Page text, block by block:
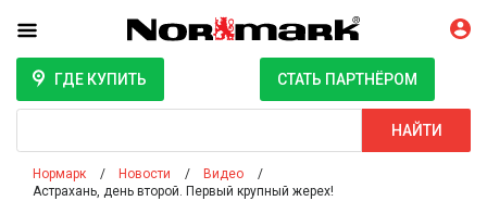
ГДЕ КУПИТЬ СТАТЬ ПАРТНЁРОМ
НАЙТИ
Нормарк Новости
Видео
Астрахань, день второй. Первый крупный жерех!